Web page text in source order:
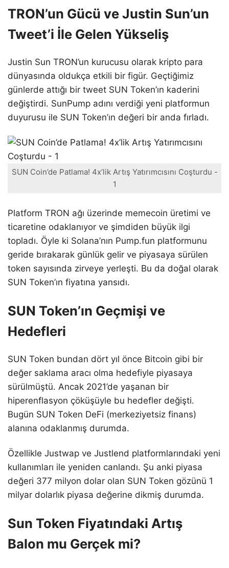
TRON’un Gücü ve Justin Sun’un
Tweet’i İle Gelen Yükseliş
Justin Sun TRON’un kurucusu olarak kripto para
dünyasında oldukça etkili bir figür. Geçtiğimiz
günlerde attığı bir tweet SUN Token’ın kaderini
değiştirdi. SunPump adını verdiği yeni platformun
duyurusu ile SUN Token’ın değeri bir anda fırladı.
SUN Coin’de Patlama! 4x’lik Artış Yatırımcısını Coşturdu -
1
Platform TRON ağı üzerinde memecoin üretimi ve
ticaretine odaklanıyor ve şimdiden büyük ilgi
topladı. Öyle ki Solana’nın Pump.fun platformunu
geride bırakarak günlük gelir ve piyasaya sürülen
token sayısında zirveye yerleşti. Bu da doğal olarak
SUN Token’ın fiyatına yansıdı.
SUN Token’ın Geçmişi ve
Hedefleri
SUN Token bundan dört yıl önce Bitcoin gibi bir
değer saklama aracı olma hedefiyle piyasaya
sürülmüştü. Ancak 2021’de yaşanan bir
hiperenflasyon çöküşüyle bu hedefler değişti.
Bugün SUN Token DeFi (merkeziyetsiz finans)
alanına odaklanmış durumda.
Özellikle Justwap ve Justlend platformlarındaki yeni
kullanımları ile yeniden canlandı. Şu anki piyasa
değeri 377 milyon dolar olan SUN Token gözünü 1
milyar dolarlık piyasa değerine dikmiş durumda.
Sun Token Fiyatındaki Artış
Balon mu Gerçek mi?